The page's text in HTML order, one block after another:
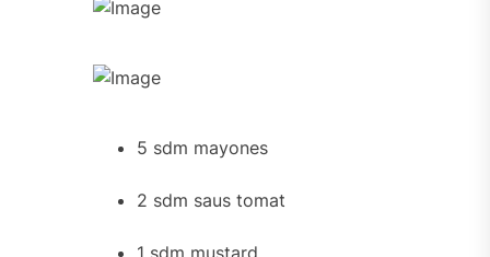
5 sdm mayones
2 sdm saus tomat
1 sdm mustard